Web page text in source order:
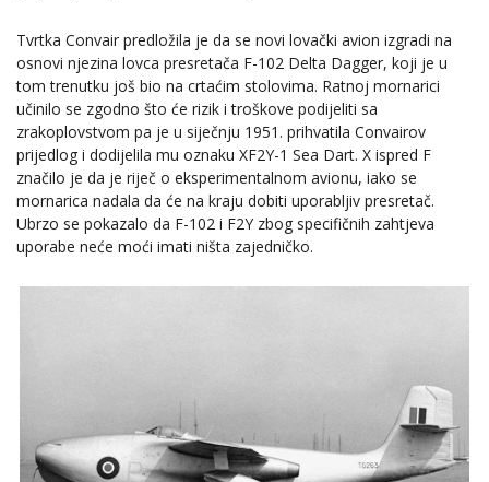
Tvrtka Convair predložila je da se novi lovački avion izgradi na
osnovi njezina lovca presretača F-102 Delta Dagger, koji je u
tom trenutku još bio na crtaćim stolovima. Ratnoj mornarici
učinilo se zgodno što će rizik i troškove podijeliti sa
zrakoplovstvom pa je u siječnju 1951. prihvatila Convairov
prijedlog i dodijelila mu oznaku XF2Y-1 Sea Dart. X ispred F
značilo je da je riječ o eksperimentalnom avionu, iako se
mornarica nadala da će na kraju dobiti uporabljiv presretač.
Ubrzo se pokazalo da F-102 i F2Y zbog specifičnih zahtjeva
uporabe neće moći imati ništa zajedničko.